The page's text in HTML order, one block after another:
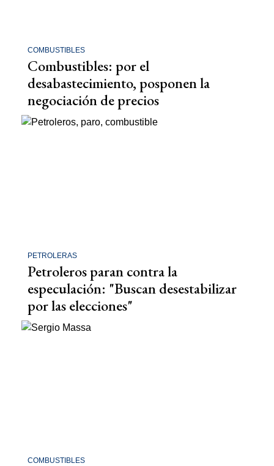
COMBUSTIBLES
Combustibles: por el
desabastecimiento, posponen la
negociación de precios
PETROLERAS
Petroleros paran contra la
especulación: "Buscan desestabilizar
por las elecciones"
COMBUSTIBLES